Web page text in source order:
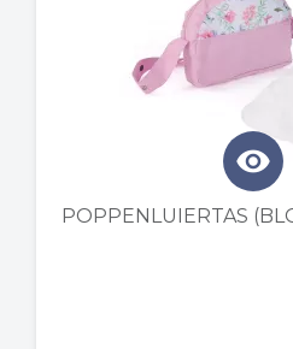
visibility
POPPENLUIERTAS